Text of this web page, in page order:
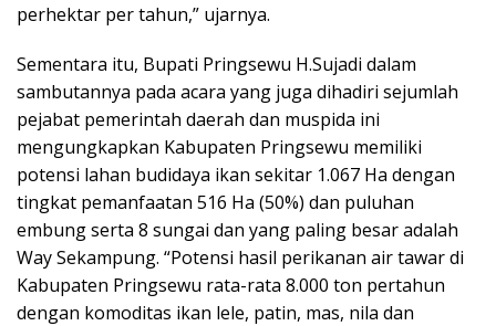
perhektar per tahun,” ujarnya.
Sementara itu, Bupati Pringsewu H.Sujadi dalam
sambutannya pada acara yang juga dihadiri sejumlah
pejabat pemerintah daerah dan muspida ini
mengungkapkan Kabupaten Pringsewu memiliki
potensi lahan budidaya ikan sekitar 1.067 Ha dengan
tingkat pemanfaatan 516 Ha (50%) dan puluhan
embung serta 8 sungai dan yang paling besar adalah
Way Sekampung. “Potensi hasil perikanan air tawar di
Kabupaten Pringsewu rata-rata 8.000 ton pertahun
dengan komoditas ikan lele, patin, mas, nila dan